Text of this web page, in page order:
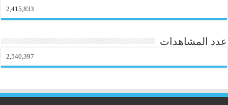
2,415,833
عدد المشاهدات
2,540,397